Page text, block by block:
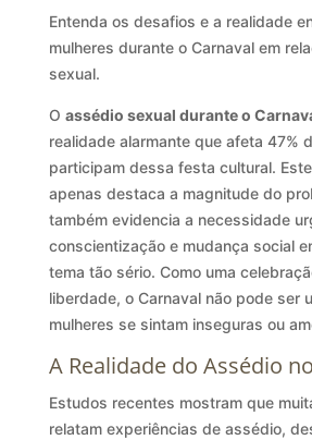
Entenda os desafios e a realidade
mulheres durante o Carnaval em
sexual.
O assédio sexual durante o
realidade alarmante que afeta 47%
participam dessa festa cultural.
apenas destaca a magnitude do
também evidencia a necessidade
conscientização e mudança social
tema tão sério. Como uma
liberdade, o Carnaval não pode ser
mulheres se sintam inseguras ou
A Realidade do Assédio
Estudos recentes mostram que
relatam experiências de assédio,